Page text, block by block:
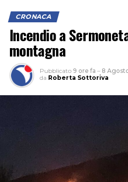
CRONACA
Incendio a
montagna
Pubblicato 9 ore fa – 8
da Roberta Sottoriva